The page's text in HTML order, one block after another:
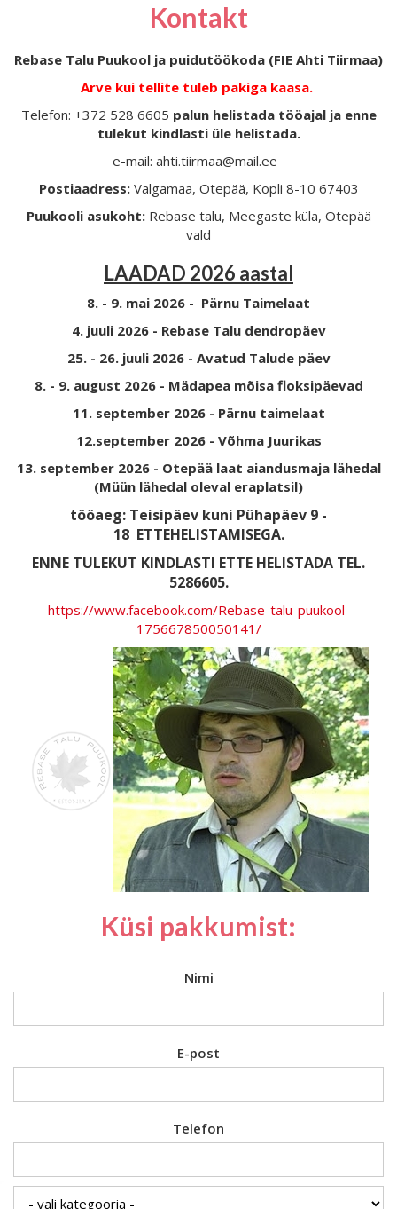
Kontakt
Rebase Talu Puukool ja puidutöökoda (FIE Ahti Tiirmaa)
Arve kui tellite tuleb pakiga kaasa.
Telefon: +372 528 6605 palun helistada tööajal ja enne
tulekut kindlasti üle helistada.
e-mail: ahti.tiirmaa@mail.ee
Postiaadress: Valgamaa, Otepää, Kopli 8-10 67403
Puukooli asukoht: Rebase talu, Meegaste küla, Otepää
vald
LAADAD 2026 aastal
8. - 9. mai 2026 - Pärnu Taimelaat
4. juuli 2026 - Rebase Talu dendropäev
25. - 26. juuli 2026 - Avatud Talude päev
8. - 9. august 2026 - Mädapea mõisa floksipäevad
11. september 2026 - Pärnu taimelaat
12.september 2026 - Võhma Juurikas
13. september 2026 - Otepää laat aiandusmaja lähedal
(Müün lähedal oleval eraplatsil)
tööaeg: Teisipäev kuni Pühapäev 9 -
18 ETTEHELISTAMISEGA.
ENNE TULEKUT KINDLASTI ETTE HELISTADA TEL.
5286605.
https://www.facebook.com/Rebase-talu-puukool-
175667850050141/
Küsi pakkumist:
Nimi
E-post
Telefon